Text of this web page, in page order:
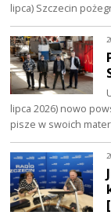
lipca) Szczecin
lipca 2026) nowo
pisze w swoich